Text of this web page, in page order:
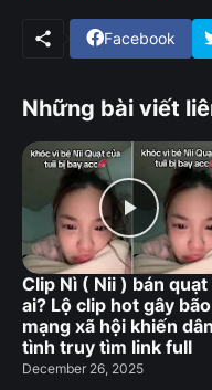
Facebook
Những bài viết
Clip Nì ( Nii ) bán quạt
ai? Lộ clip hot gây bão
mạng xã hội khiến dân
tình truy tìm link full
December 26, 2025